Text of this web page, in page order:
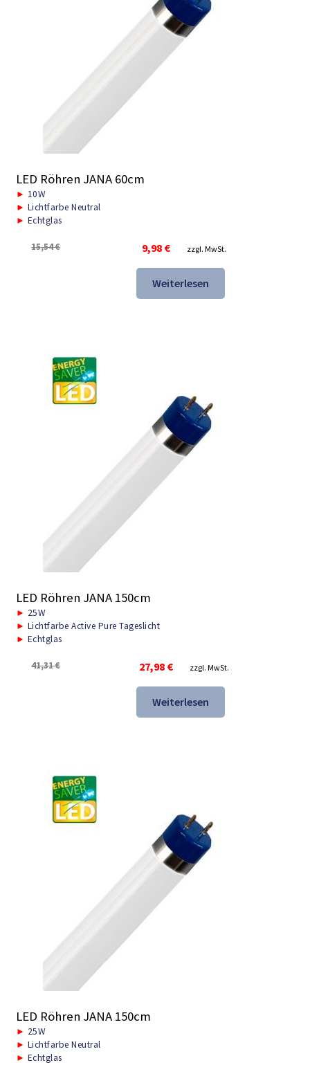
LED Röhren JANA 60cm
► 10W
► Lichtfarbe Neutral
► Echtglas
15,54€
Ursprünglicher
Preis
war:
15,54 €
9,98 €
Aktueller
Preis
ist:
9,98 €.
zzgl. MwSt.
Weiterlesen
LED Röhren JANA 150cm
► 25W
► Lichtfarbe Active Pure Tageslicht
► Echtglas
41,31€
Ursprünglicher
Preis
41,31 €
27,98 €
Aktueller
Preis
ist:
27,98 €.
zzgl. MwSt.
Weiterlesen
LED Röhren JANA 150cm
► 25W
► Lichtfarbe Neutral
► Echtglas